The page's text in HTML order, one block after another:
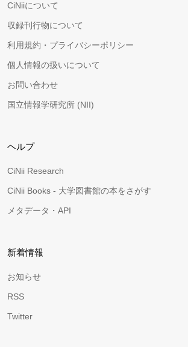
CiNiiについて
収録刊行物について
利用規約・プライバシーポリシー
個人情報の扱いについて
お問い合わせ
国立情報学研究所 (NII)
ヘルプ
CiNii Research
CiNii Books - 大学図書館の本をさがす
メタデータ・API
新着情報
お知らせ
RSS
Twitter